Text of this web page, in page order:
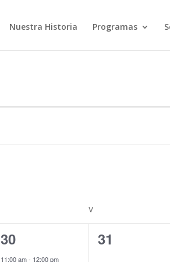
Nuestra Historia Programas
V
1
evento,
30
11:00 am- 12:00 pm
0
31